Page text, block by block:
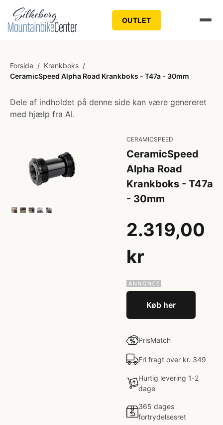
OUTLET
Forside / Krankboks /
CeramicSpeed Alpha Road Krankboks - T47a - 30mm
Dele af indholdet på denne side kan være genereret
med hjælp fra AI.
CERAMICSPEED
CeramicSpeed
Alpha Road
Krankboks - T47a
- 30mm
2.319,00
kr
Køb her
PrisMatch
Fri fragt over kr. 349
Hurtig levering 1-2
dage
365 dages
fortrydelsesret